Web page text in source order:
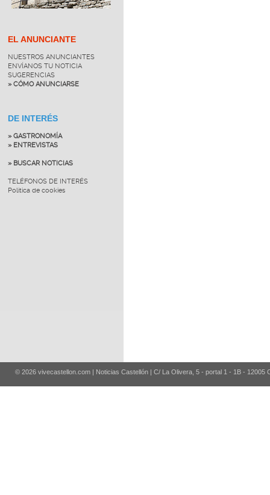
EL ANUNCIANTE
NUESTROS ANUNCIANTES
ENVÍANOS TU NOTICIA
SUGERENCIAS
» CÓMO ANUNCIARSE
DE INTERÉS
» GASTRONOMÍA
» ENTREVISTAS
» BUSCAR NOTICIAS
TELÉFONOS DE INTERÉS
Política de cookies
© 2026 vivecastellon.com | Noticias Castellón | C/ La Olivera, 5 - portal 1 - 1B - 12005